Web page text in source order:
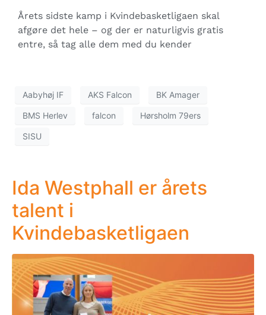
Årets sidste kamp i Kvindebasketligaen skal
afgøre det hele – og der er naturligvis gratis
entre, så tag alle dem med du kender
Aabyhøj IF AKS Falcon BK Amager
BMS Herlev falcon Hørsholm 79ers
SISU
Ida Westphall er årets
talent i
Kvindebasketligaen